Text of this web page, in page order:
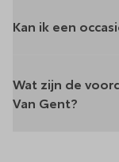
Kan ik een
Wat zijn de
Van Gent?